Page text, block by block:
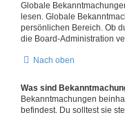
Globale
lesen. Globale
persönlichen Bereich. Ob
die Board-Administration
Nach oben
Was sind
Bekanntmachungen
befindest. Du solltest sie